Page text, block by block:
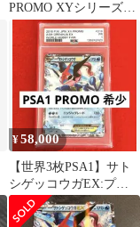
PROMO XYシリーズプ
ロモーションカード
PROMO…
¥58,000
【世界3枚PSA1】サト
シゲッコウガEX:プロ
モ[XY-P 218]